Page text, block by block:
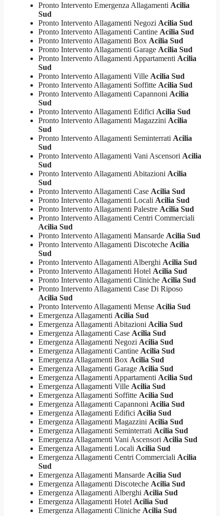
Pronto Intervento Emergenza Allagamenti Acilia
Sud
Pronto Intervento Allagamenti Negozi Acilia Sud
Pronto Intervento Allagamenti Cantine Acilia Sud
Pronto Intervento Allagamenti Box Acilia Sud
Pronto Intervento Allagamenti Garage Acilia Sud
Pronto Intervento Allagamenti Appartamenti Acilia
Sud
Pronto Intervento Allagamenti Ville Acilia Sud
Pronto Intervento Allagamenti Soffitte Acilia Sud
Pronto Intervento Allagamenti Capannoni Acilia
Sud
Pronto Intervento Allagamenti Edifici Acilia Sud
Pronto Intervento Allagamenti Magazzini Acilia
Sud
Pronto Intervento Allagamenti Seminterrati Acilia
Sud
Pronto Intervento Allagamenti Vani Ascensori Acilia
Sud
Pronto Intervento Allagamenti Abitazioni Acilia
Sud
Pronto Intervento Allagamenti Case Acilia Sud
Pronto Intervento Allagamenti Locali Acilia Sud
Pronto Intervento Allagamenti Palestre Acilia Sud
Pronto Intervento Allagamenti Centri Commerciali
Acilia Sud
Pronto Intervento Allagamenti Mansarde Acilia Sud
Pronto Intervento Allagamenti Discoteche Acilia
Sud
Pronto Intervento Allagamenti Alberghi Acilia Sud
Pronto Intervento Allagamenti Hotel Acilia Sud
Pronto Intervento Allagamenti Cliniche Acilia Sud
Pronto Intervento Allagamenti Case Di Riposo
Acilia Sud
Pronto Intervento Allagamenti Mense Acilia Sud
Emergenza Allagamenti Acilia Sud
Emergenza Allagamenti Abitazioni Acilia Sud
Emergenza Allagamenti Case Acilia Sud
Emergenza Allagamenti Negozi Acilia Sud
Emergenza Allagamenti Cantine Acilia Sud
Emergenza Allagamenti Box Acilia Sud
Emergenza Allagamenti Garage Acilia Sud
Emergenza Allagamenti Appartamenti Acilia Sud
Emergenza Allagamenti Ville Acilia Sud
Emergenza Allagamenti Soffitte Acilia Sud
Emergenza Allagamenti Capannoni Acilia Sud
Emergenza Allagamenti Edifici Acilia Sud
Emergenza Allagamenti Magazzini Acilia Sud
Emergenza Allagamenti Seminterrati Acilia Sud
Emergenza Allagamenti Vani Ascensori Acilia Sud
Emergenza Allagamenti Locali Acilia Sud
Emergenza Allagamenti Centri Commerciali Acilia
Sud
Emergenza Allagamenti Mansarde Acilia Sud
Emergenza Allagamenti Discoteche Acilia Sud
Emergenza Allagamenti Alberghi Acilia Sud
Emergenza Allagamenti Hotel Acilia Sud
Emergenza Allagamenti Cliniche Acilia Sud